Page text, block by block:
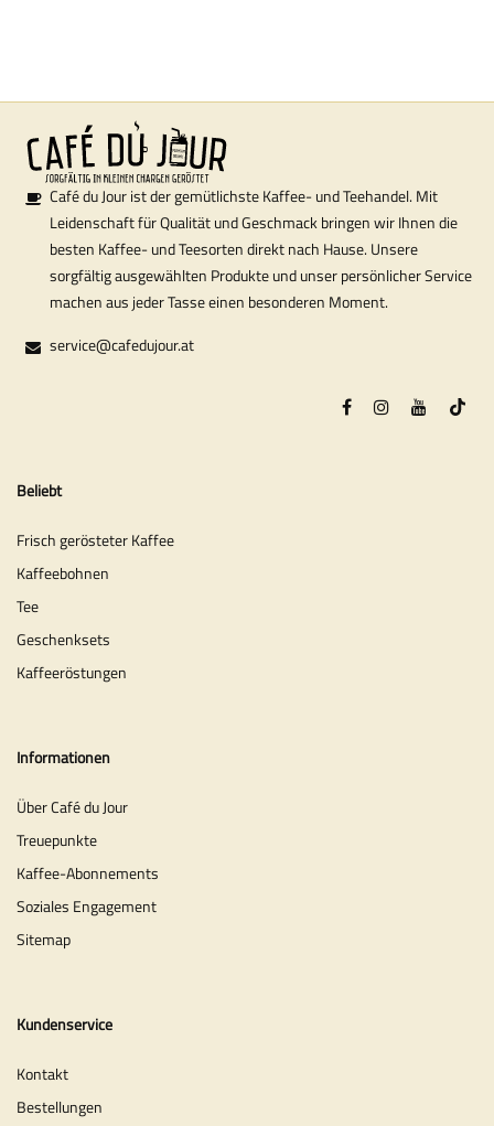
Café du Jour ist der gemütlichste Kaffee- und Teehandel. Mit
Leidenschaft für Qualität und Geschmack bringen wir Ihnen die
besten Kaffee- und Teesorten direkt nach Hause. Unsere
sorgfältig ausgewählten Produkte und unser persönlicher Service
machen aus jeder Tasse einen besonderen Moment.
service@cafedujour.at
Beliebt
Frisch gerösteter Kaffee
Kaffeebohnen
Tee
Geschenksets
Kaffeeröstungen
Informationen
Über Café du Jour
Treuepunkte
Kaffee-Abonnements
Soziales Engagement
Sitemap
Kundenservice
Kontakt
Bestellungen